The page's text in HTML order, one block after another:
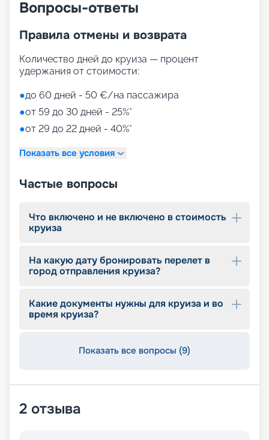
корме;
накрытый светодиодным куполом;
• MSC Aurea Spa – огромный выбор Spa-
процедур на площади 1000 м2;
• игровые зоны от LEGO;
• детский клуб Chicco.
Путешествуйте с
«Круиз.онлайн»
Наша компания предлагает купить путевки на
круизы MSC World Europa не выходя из дома. На
информацию для выбора тура: расписание
круизов на 2026 - 2027 г., характеристики
Опытные специалисты с удовольствием
проконсультируют вас, помогут с оформлением
оказывать информационную поддержку на
протяжении круиза. Бронируйте путевки и
отправляйтесь в сказочное путешествие на
Вопросы-ответы
Правила отмены и возврата
Количество дней до круиза — процент
удержания от стоимости:
●до 60 дней - 50 €/на пассажира
●от 59 до 30 дней - 25%*
●от 29 до 22 дней - 40%*
Показать все условия
Частые вопросы
Что включено и не включено в стоимость
круиза
На какую дату бронировать перелет в
город отправления круиза?
Какие документы нужны для круиза и во
время круиза?
Показать все вопросы (9)
2 отзыва